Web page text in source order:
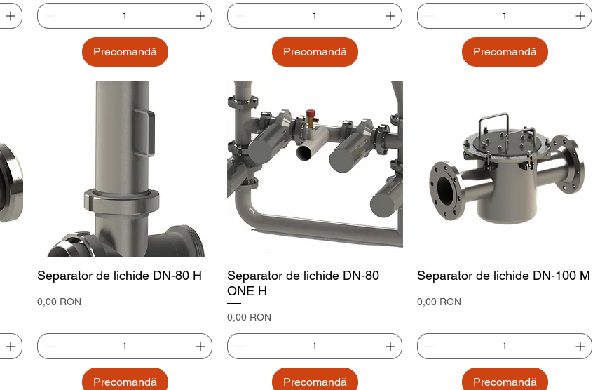
Precomandă Precomandă Precomandă
Separator de lichide DN-80 H
Preț
0,00 RON
Precomandă
Separator de lichide DN-80
ONE H
Preț
0,00 RON
Precomandă
Separator de lichide DN-100 M
Preț
0,00 RON
Precomandă